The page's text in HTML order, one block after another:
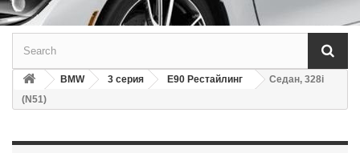
BMW 3 серия E90 Рестайлинг
Седан, 328i
(N51)